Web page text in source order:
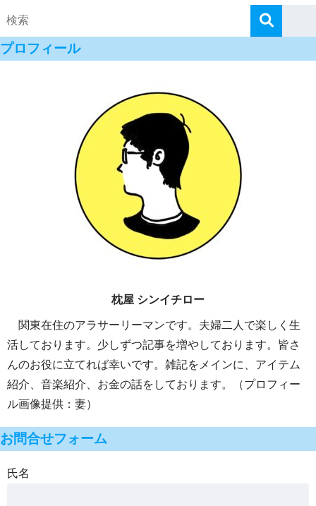
プロフィール
枕屋 シンイチロー
関東在住のアラサーリーマンです。夫婦二人で楽しく生
活しております。少しずつ記事を増やしております。皆さ
んのお役に立てれば幸いです。雑記をメインに、アイテム
紹介、音楽紹介、お金の話をしております。（プロフィー
ル画像提供：妻）
お問合せフォーム
氏名